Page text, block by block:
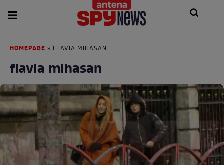
HOMEPAGE » FLAVIA MIHASAN
flavia mihasan